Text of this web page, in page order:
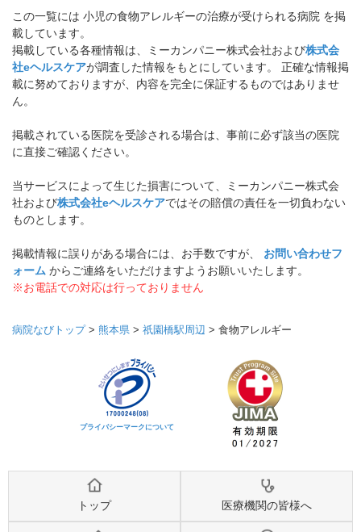
この一覧には 小児の食物アレルギーの治療が受けられる病院 を掲
載しています。
掲載している各種情報は、ミーカンパニー株式会社および株式会
社eヘルスケアが調査した情報をもとにしています。 正確な情報掲
載に努めておりますが、内容を完全に保証するものではありませ
ん。
掲載されている医院を受診される場合は、事前に必ず該当の医院
に直接ご確認ください。
当サービスによって生じた損害について、ミーカンパニー株式会
社および株式会社eヘルスケアではその賠償の責任を一切負わない
ものとします。
掲載情報に誤りがある場合には、お手数ですが、 お問い合わせフ
ォーム からご連絡をいただけますようお願いいたします。
※お電話での対応は行っておりません
病院なびトップ> 熊本県 > 祇園橋駅周辺 > 食物アレルギー
プライバシーマークについて
トップ 医療機関の皆様へ